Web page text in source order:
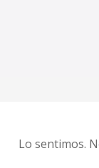
Lo sentimos.